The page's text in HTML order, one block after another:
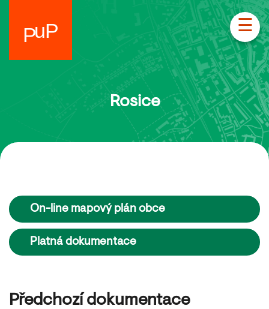
☰
Rosice
On-line mapový plán obce
Platná dokumentace
Předchozí dokumentace